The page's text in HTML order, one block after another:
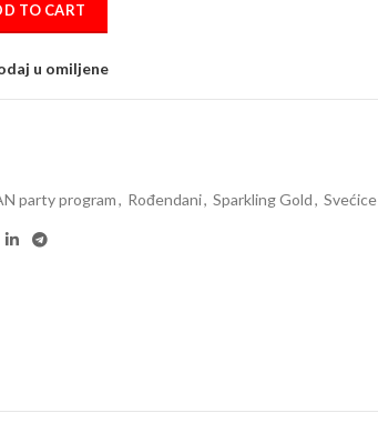
TO CART
u omiljene
party program, Rođendani, Sparkling Gold, Svećice